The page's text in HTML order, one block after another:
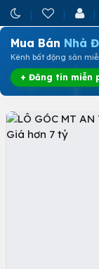
Mua Bán Nhà
Kênh bất động sản
+ Đăng tin miễn